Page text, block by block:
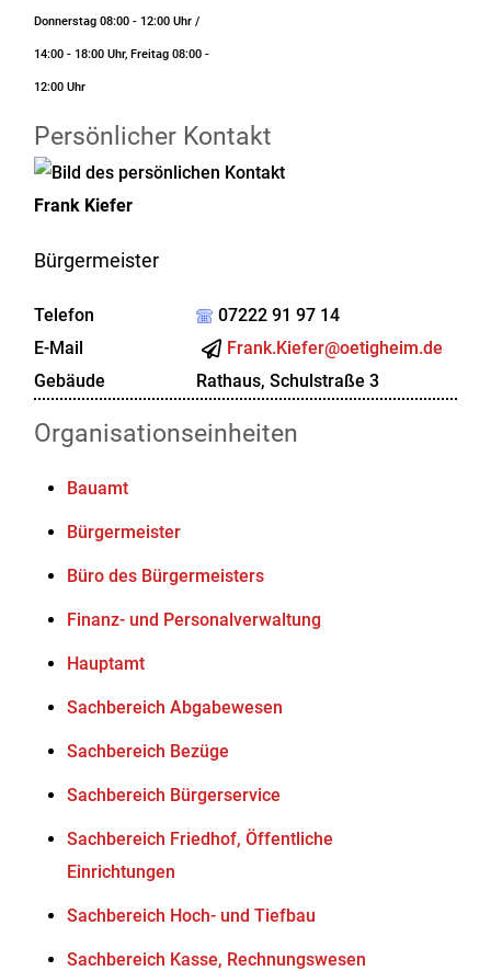
Donnerstag 08:00 - 12:00 Uhr /
14:00 - 18:00 Uhr, Freitag 08:00 -
12:00 Uhr
Persönlicher Kontakt
Frank Kiefer
Bürgermeister
Telefon
07222 91 97 14
E-Mail
Frank.Kiefer@oetigheim.de
Gebäude
Rathaus, Schulstraße 3
Organisationseinheiten
Bauamt
Bürgermeister
Büro des Bürgermeisters
Finanz- und Personalverwaltung
Hauptamt
Sachbereich Abgabewesen
Sachbereich Bezüge
Sachbereich Bürgerservice
Sachbereich Friedhof, Öffentliche
Einrichtungen
Sachbereich Hoch- und Tiefbau
Sachbereich Kasse, Rechnungswesen